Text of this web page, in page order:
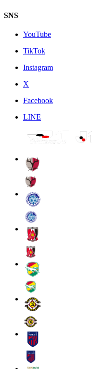
SNS
YouTube
TikTok
Instagram
X
Facebook
LINE